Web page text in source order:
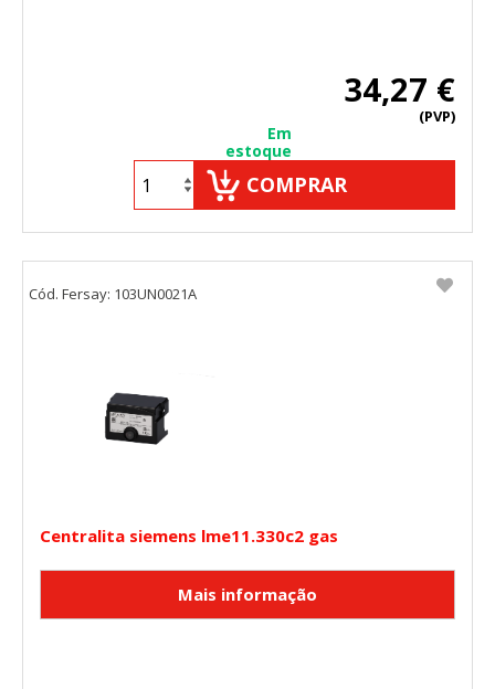
34,27 €
(PVP)
Em
estoque
COMPRAR
Centralita siemens lme11.330c2 gas
Cód. Fersay: 103UN0021A